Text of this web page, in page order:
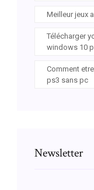
Meilleur jeux
Télécharger
windows 10
Comment
ps3 sans pc
Newsletter